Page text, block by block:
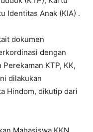
Identitas Anak (KIA) .
dokumen
dengan
KTP, KK,
dilakukan
Hindom, dikutip dari